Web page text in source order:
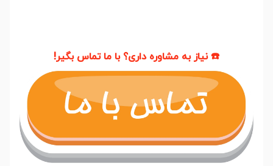
☎️ نیاز به مشاوره داری؟ با ما تماس بگیر!